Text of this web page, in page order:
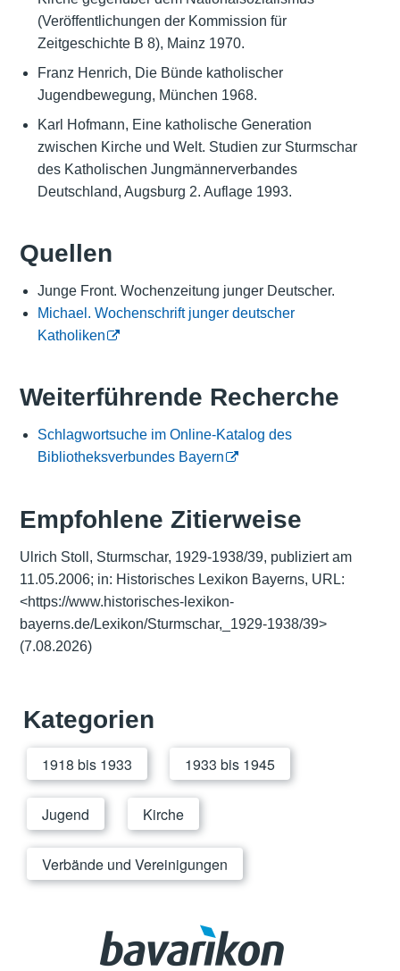
(Veröffentlichungen der Kommission für
Zeitgeschichte B 8), Mainz 1970.
Franz Henrich, Die Bünde katholischer
Jugendbewegung, München 1968.
Karl Hofmann, Eine katholische Generation
zwischen Kirche und Welt. Studien zur Sturmschar
des Katholischen Jungmännerverbandes
Deutschland, Augsburg 2. Auflage 1993.
Quellen
Junge Front. Wochenzeitung junger Deutscher.
Michael. Wochenschrift junger deutscher
Katholiken
Weiterführende Recherche
Schlagwortsuche im Online-Katalog des
Bibliotheksverbundes Bayern
Empfohlene Zitierweise
Ulrich Stoll, Sturmschar, 1929-1938/39, publiziert am
11.05.2006; in: Historisches Lexikon Bayerns, URL:
<https://www.historisches-lexikon-
bayerns.de/Lexikon/Sturmschar,_1929-1938/39>
(7.08.2026)
Kategorien
1918 bis 1933 1933 bis 1945
Jugend Kirche
Verbände und Vereinigungen